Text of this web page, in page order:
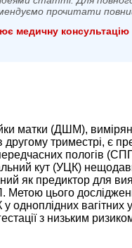
прочитати
медичну консультацію
матки (ДШМ),
другому триместрі, є
пологів
кут (УЦК)
як предиктор для
Метою цього
одноплідних вагітних
з низьким